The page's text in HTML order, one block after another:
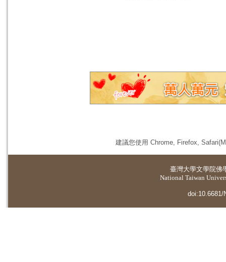
建議您使用 Chrome, Firefox,
臺灣大學文學院佛
National Taiwan
doi:10.6681/